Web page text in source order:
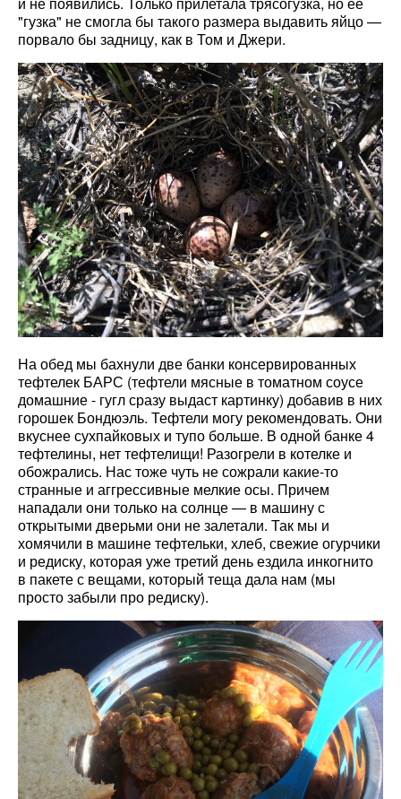
"гузка" не смогла бы такого размера выдавить яйцо —
порвало бы задницу, как в Том и Джери.
На обед мы бахнули две банки консервированных
тефтелек БАРС (тефтели мясные в томатном соусе
домашние - гугл сразу выдаст картинку) добавив в них
горошек Бондюэль. Тефтели могу рекомендовать. Они
вкуснее сухпайковых и тупо больше. В одной банке 4
тефтелины, нет тефтелищи! Разогрели в котелке и
обожрались. Нас тоже чуть не сожрали какие-то
странные и аггрессивные мелкие осы. Причем
нападали они только на солнце — в машину с
открытыми дверьми они не залетали. Так мы и
хомячили в машине тефтельки, хлеб, свежие огурчики
и редиску, которая уже третий день ездила инкогнито
в пакете с вещами, который теща дала нам (мы
просто забыли про редиску).